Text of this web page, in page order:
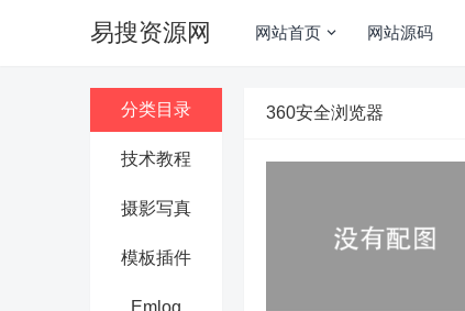
易搜资源网 网站首页 网站源码
分类目录
技术教程
摄影写真
模板插件
Emlog
360安全浏览器